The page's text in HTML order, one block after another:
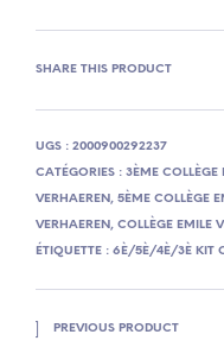
SHARE THIS PRODUCT
UGS : 2000900292237
CATÉGORIES : 3ÈME COLLÈGE
VERHAEREN , 5ÈME COLLÈGE
VERHAEREN , COLLÈGE EMILE
ÉTIQUETTE : 6È/5È/4È/3È KIT
PREVIOUS PRODUCT